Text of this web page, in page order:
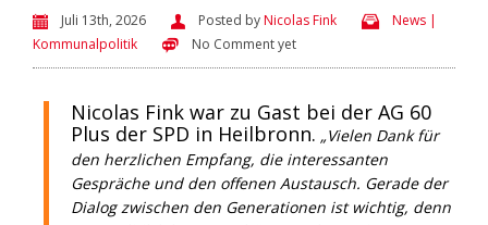
Juli 13th, 2026 Posted byNicolas Fink
News |
Kommunalpolitik
No Comment yet
Nicolas Fink war zu Gast bei der AG 60
Plus der SPD in Heilbronn. „Vielen Dank für
den herzlichen Empfang, die interessanten
Gespräche und den offenen Austausch. Gerade der
Dialog zwischen den Generationen ist wichtig, denn